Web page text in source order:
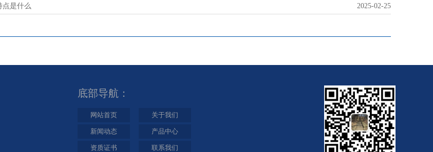
点是什么 2025-02-25
底部导航：
网站首页 关于我们
新闻动态 产品中心
资质证书 联系我们